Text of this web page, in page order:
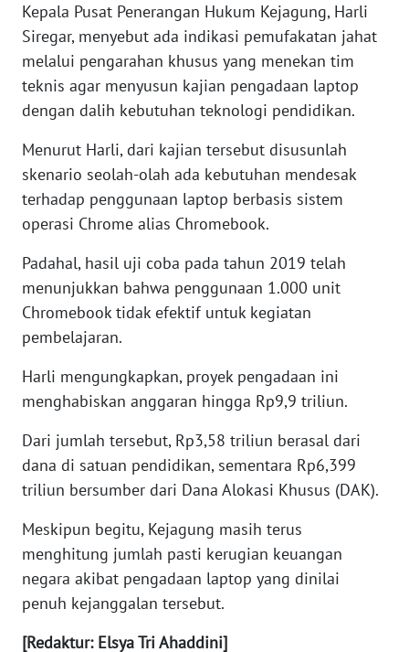
Kepala Pusat Penerangan Hukum Kejagung, Harli
Siregar, menyebut ada indikasi pemufakatan jahat
melalui pengarahan khusus yang menekan tim
teknis agar menyusun kajian pengadaan laptop
dengan dalih kebutuhan teknologi pendidikan.
Menurut Harli, dari kajian tersebut disusunlah
skenario seolah-olah ada kebutuhan mendesak
terhadap penggunaan laptop berbasis sistem
operasi Chrome alias Chromebook.
Padahal, hasil uji coba pada tahun 2019 telah
menunjukkan bahwa penggunaan 1.000 unit
Chromebook tidak efektif untuk kegiatan
pembelajaran.
Harli mengungkapkan, proyek pengadaan ini
menghabiskan anggaran hingga Rp9,9 triliun.
Dari jumlah tersebut, Rp3,58 triliun berasal dari
dana di satuan pendidikan, sementara Rp6,399
triliun bersumber dari Dana Alokasi Khusus (DAK).
Meskipun begitu, Kejagung masih terus
menghitung jumlah pasti kerugian keuangan
negara akibat pengadaan laptop yang dinilai
penuh kejanggalan tersebut.
[Redaktur: Elsya Tri Ahaddini]
SULTRA
WN
NTB
SULTENG
WN
SULBAR
WN
BABEL
WN
WN
WN
BENGKULU
WN
LAMPUNG
WN